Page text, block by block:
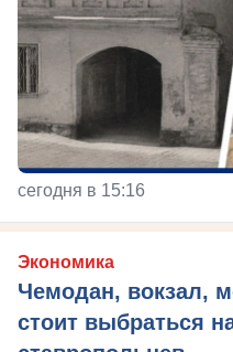
сегодня в 15:16
Экономика
Чемодан, вокзал,
стоит выбраться